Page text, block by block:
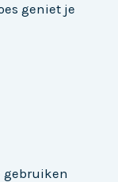
geniet je
gebruiken